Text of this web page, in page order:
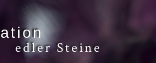
edler Steine